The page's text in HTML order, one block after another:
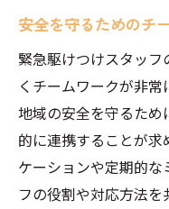
困ったとき
あなたのスキ
けつけスタッフ
募集要項と
具体的な仕
働く環境と
安全を守るためのチ
緊急駆けつけスタッ
くチームワークが非
地域の安全を守るた
的に連携することが求
ケーションや定期的な
フの役割や対応方法